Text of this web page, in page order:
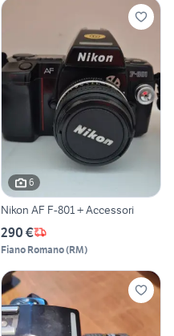
6
Nikon AF F-801 + Accessori
290 €
Fiano Romano(RM)